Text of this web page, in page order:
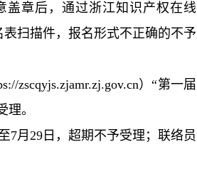
盖章后，通过浙江知识产权在线
扫描件，报名形式不正确的不予
zscqyjs.zjamr.zj.gov.cn）“第一届
。
7月 29日，超期不予受理；联络员